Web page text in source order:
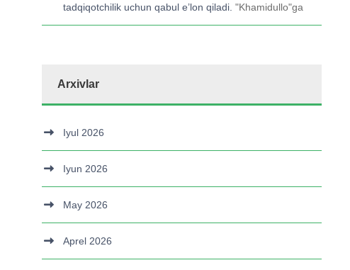
tadqiqotchilik uchun qabul e’lon qiladi. "Khamidullo"ga
Arxivlar
Iyul 2026
Iyun 2026
May 2026
Aprel 2026